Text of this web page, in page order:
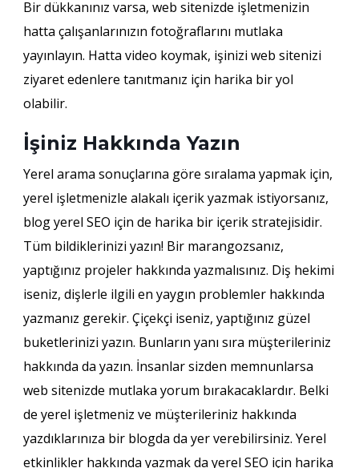
Bir dükkanınız varsa, web sitenizde işletmenizin
hatta çalışanlarınızın fotoğraflarını mutlaka
yayınlayın. Hatta video koymak, işinizi web sitenizi
ziyaret edenlere tanıtmanız için harika bir yol
olabilir.
İşiniz Hakkında Yazın
Yerel arama sonuçlarına göre sıralama yapmak için,
yerel işletmenizle alakalı içerik yazmak istiyorsanız,
blog yerel SEO için de harika bir içerik stratejisidir.
Tüm bildiklerinizi yazın! Bir marangozsanız,
yaptığınız projeler hakkında yazmalısınız. Diş hekimi
iseniz, dişlerle ilgili en yaygın problemler hakkında
yazmanız gerekir. Çiçekçi iseniz, yaptığınız güzel
buketlerinizi yazın. Bunların yanı sıra müşterileriniz
hakkında da yazın. İnsanlar sizden memnunlarsa
web sitenizde mutlaka yorum bırakacaklardır. Belki
de yerel işletmeniz ve müşterileriniz hakkında
yazdıklarınıza bir blogda da yer verebilirsiniz. Yerel
etkinlikler hakkında yazmak da yerel SEO için harika